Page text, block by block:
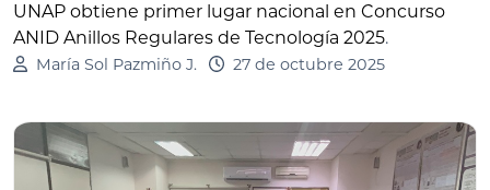
UNAP obtiene primer lugar nacional en Concurso
ANID Anillos Regulares de Tecnología 2025.
María Sol Pazmiño J. 27 de octubre 2025